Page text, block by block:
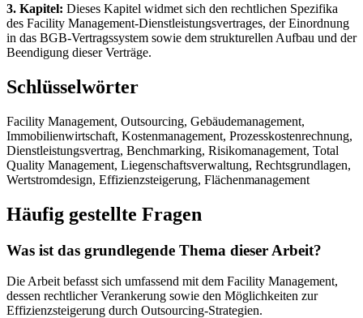
3. Kapitel: Dieses Kapitel widmet sich den rechtlichen Spezifika
des Facility Management-Dienstleistungsvertrages, der Einordnung
in das BGB-Vertragssystem sowie dem strukturellen Aufbau und der
Beendigung dieser Verträge.
Schlüsselwörter
Facility Management, Outsourcing, Gebäudemanagement,
Immobilienwirtschaft, Kostenmanagement, Prozesskostenrechnung,
Dienstleistungsvertrag, Benchmarking, Risikomanagement, Total
Quality Management, Liegenschaftsverwaltung, Rechtsgrundlagen,
Wertstromdesign, Effizienzsteigerung, Flächenmanagement
Häufig gestellte Fragen
Was ist das grundlegende Thema dieser Arbeit?
Die Arbeit befasst sich umfassend mit dem Facility Management,
dessen rechtlicher Verankerung sowie den Möglichkeiten zur
Effizienzsteigerung durch Outsourcing-Strategien.